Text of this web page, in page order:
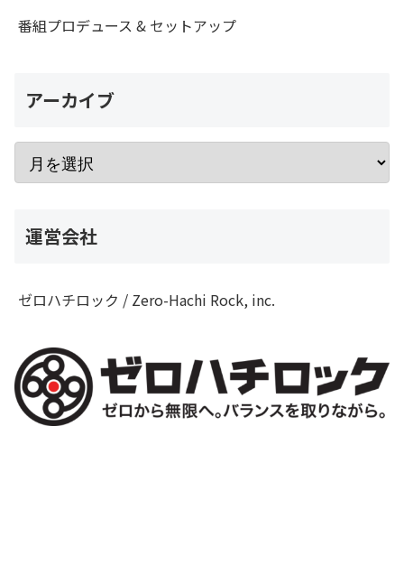
番組プロデュース & セットアップ
アーカイブ
運営会社
ゼロハチロック / Zero-Hachi Rock, inc.